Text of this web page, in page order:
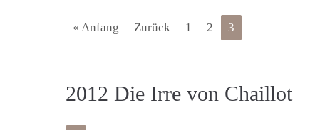
« Anfang Zurück 1 2 3
2012 Die Irre von Chaillot